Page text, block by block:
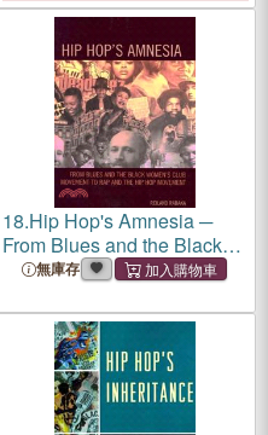
18.Hip Hop's Amnesia ─
From Blues and the Black
Women's Club Movement to
Movement
無庫存